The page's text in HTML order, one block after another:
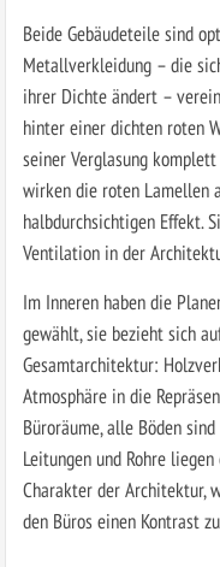
Beide Gebäudeteile sind
Metallverkleidung – die
ihrer Dichte ändert –
hinter einer dichten roten
seiner Verglasung
wirken die roten Lamellen
halbdurchsichtigen Effekt.
Ventilation in der
Im Inneren haben die
gewählt, sie bezieht sich
Gesamtarchitektur:
Atmosphäre in die
Büroräume, alle Böden
Leitungen und Rohre
Charakter der Architektur,
den Büros einen Kontrast